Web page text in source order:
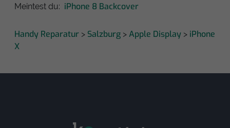
Meintest du: iPhone 8 Backcover
Handy Reparatur > Salzburg > Apple Display > iPhone
X